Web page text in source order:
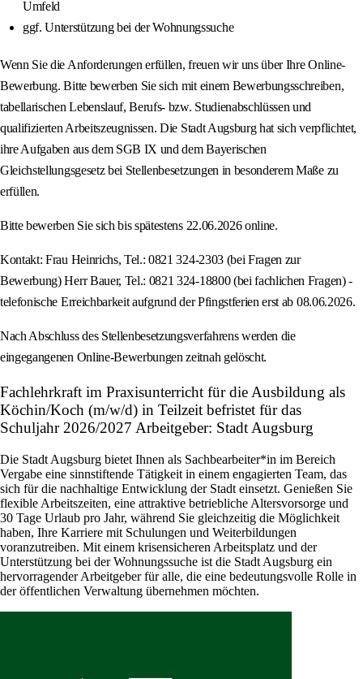
Umfeld
ggf. Unterstützung bei der Wohnungssuche
Wenn Sie die Anforderungen erfüllen, freuen wir uns über Ihre Online-
Bewerbung. Bitte bewerben Sie sich mit einem Bewerbungsschreiben,
tabellarischen Lebenslauf, Berufs- bzw. Studienabschlüssen und
qualifizierten Arbeitszeugnissen. Die Stadt Augsburg hat sich verpflichtet,
ihre Aufgaben aus dem SGB IX und dem Bayerischen
Gleichstellungsgesetz bei Stellenbesetzungen in besonderem Maße zu
erfüllen.
Bitte bewerben Sie sich bis spätestens 22.06.2026 online.
Kontakt: Frau Heinrichs, Tel.: 0821 324-2303 (bei Fragen zur
Bewerbung) Herr Bauer, Tel.: 0821 324-18800 (bei fachlichen Fragen) -
telefonische Erreichbarkeit aufgrund der Pfingstferien erst ab 08.06.2026.
Nach Abschluss des Stellenbesetzungsverfahrens werden die
eingegangenen Online-Bewerbungen zeitnah gelöscht.
Fachlehrkraft im Praxisunterricht für die Ausbildung als
Köchin/Koch (m/w/d) in Teilzeit befristet für das
Schuljahr 2026/2027 Arbeitgeber: Stadt Augsburg
Die Stadt Augsburg bietet Ihnen als Sachbearbeiter*in im Bereich
Vergabe eine sinnstiftende Tätigkeit in einem engagierten Team, das
sich für die nachhaltige Entwicklung der Stadt einsetzt. Genießen Sie
flexible Arbeitszeiten, eine attraktive betriebliche Altersvorsorge und
30 Tage Urlaub pro Jahr, während Sie gleichzeitig die Möglichkeit
haben, Ihre Karriere mit Schulungen und Weiterbildungen
voranzutreiben. Mit einem krisensicheren Arbeitsplatz und der
Unterstützung bei der Wohnungssuche ist die Stadt Augsburg ein
hervorragender Arbeitgeber für alle, die eine bedeutungsvolle Rolle in
der öffentlichen Verwaltung übernehmen möchten.